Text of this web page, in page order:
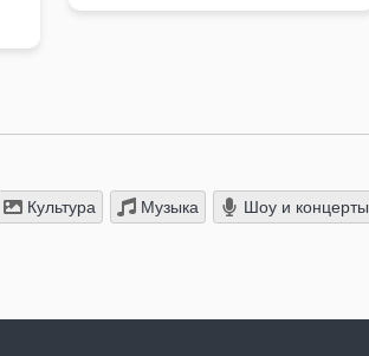
Культура Музыка Шоу и концерты